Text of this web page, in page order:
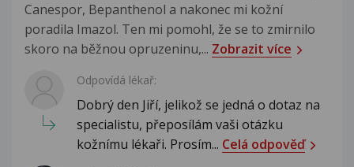
Canespor, Bepanthenol a nakonec mi kožní
poradila Imazol. Ten mi pomohl, že se to zmirnilo
skoro na běžnou opruzeninu,... Zobrazit více
Odpovídá lékař:
Dobrý den Jiří, jelikož se jedná o dotaz na
specialistu, přeposílám vaši otázku
kožnímu lékaři. Prosím... Celá odpověď